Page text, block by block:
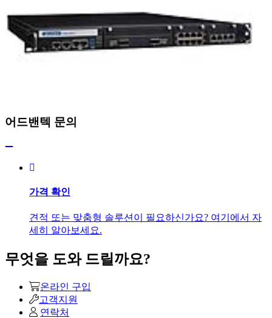
어드밴텍 문의
가격 확인
견적 또는 맞춤형 솔루션이 필요하신가요? 여기에서 자
세히 알아보세요.
무엇을 도와 드릴까요?
온라인 구입
고객지원
연락처